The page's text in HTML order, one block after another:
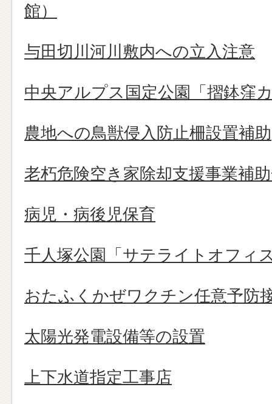
館）
与田切川河川敷内への立入注意
中央アルプス国定公園「摺鉢窪
農地への鳥獣侵入防止柵設置補助
老朽危険空き家除却支援事業補
病児・病後児保育
千人塚公園「サテライトオフィ
おたふくかぜワクチン任意予防
太陽光発電設備等の設置
上下水道指定工事店